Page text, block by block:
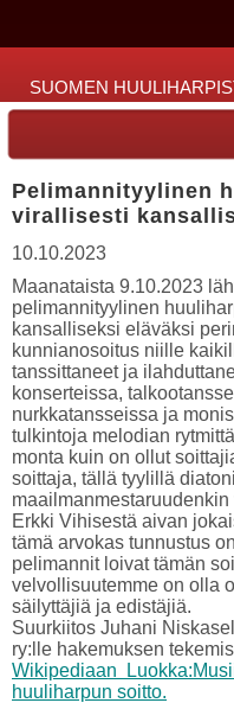
SUOMEN
Pelimannityylinen
virallisesti
10.10.2023
Maanataista 9.10.2023
pelimannityylinen
kansalliseksi eläväksi
kunnianosoitus niille
tanssittaneet ja
konserteissa,
nurkkatansseissa ja
tulkintoja melodian
monta kuin on ollut
soittaja, tällä tyylillä
Erkki Vihisestä aivan
tämä arvokas tunnustus
pelimannit loivat tämän
velvollisuutemme on olla
säilyttäjiä ja edistäjiä.
Suurkiitos Juhani
ry:lle hakemuksen
Wikipediaan
huuliharpun soitto.